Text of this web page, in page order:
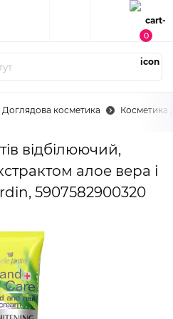
0
Доглядова косметика Косметика
відбілюючий,
алое вера і
5907582900320